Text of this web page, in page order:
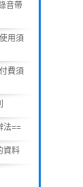
音帶
用須
費須
法==
資料